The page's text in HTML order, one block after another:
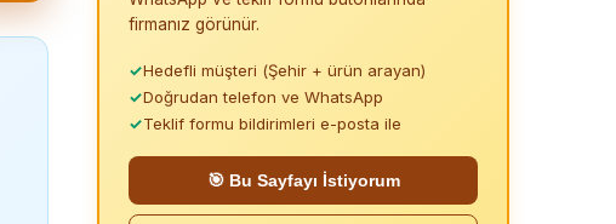
firmanız görünür.
✓Hedefli müşteri (Şehir + ürün arayan)
✓Doğrudan telefon ve WhatsApp
✓Teklif formu bildirimleri e-posta ile
🎯 Bu Sayfayı İstiyorum